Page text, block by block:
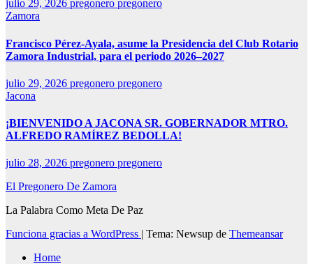
julio 29, 2026 pregonero pregonero
Zamora
Francisco Pérez-Ayala, asume la Presidencia del Club Rotario
Zamora Industrial, para el periodo 2026–2027
julio 29, 2026 pregonero pregonero
Jacona
¡BIENVENIDO A JACONA SR. GOBERNADOR MTRO.
ALFREDO RAMÍREZ BEDOLLA!
julio 28, 2026 pregonero pregonero
El Pregonero De Zamora
La Palabra Como Meta De Paz
Funciona gracias a WordPress | Tema: Newsup de Themeansar
Home